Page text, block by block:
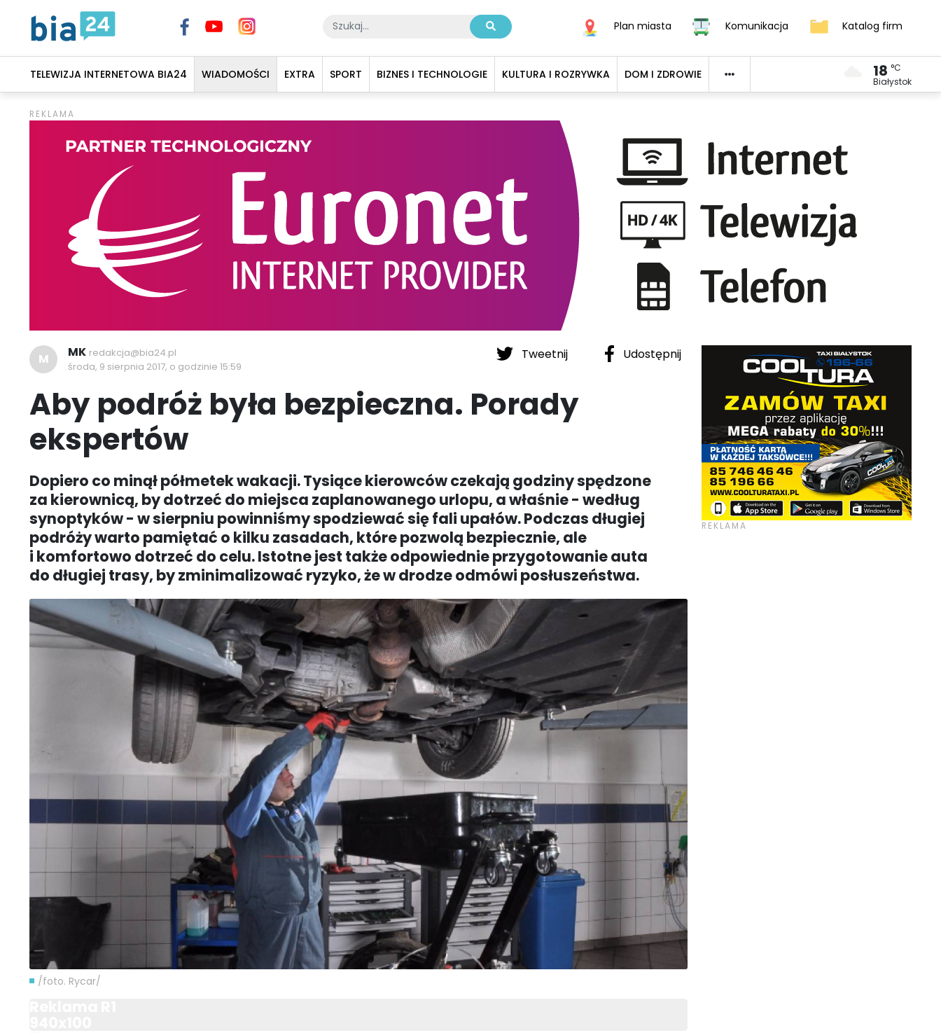
Plan miasta Komunikacja Katalog firm
TELEWIZJA INTERNETOWA BIA24 WIADOMOŚCI EXTRA SPORT BIZNES I TECHNOLOGIE KULTURA I ROZRYWKA DOM I ZDROWIE 18 °C
Białystok
Tweetnij Udostępnij
M MK redakcja@bia24.pl
środa, 9 sierpnia 2017, o godzinie 15:59
Aby podróż była bezpieczna. Porady
ekspertów
Dopiero co minął półmetek wakacji. Tysiące kierowców czekają godziny spędzone
za kierownicą, by dotrzeć do miejsca zaplanowanego urlopu, a właśnie - według
synoptyków - w sierpniu powinniśmy spodziewać się fali upałów. Podczas długiej
podróży warto pamiętać o kilku zasadach, które pozwolą bezpiecznie, ale
i komfortowo dotrzeć do celu. Istotne jest także odpowiednie przygotowanie auta
do długiej trasy, by zminimalizować ryzyko, że w drodze odmówi posłuszeństwa.
/foto. Rycar/